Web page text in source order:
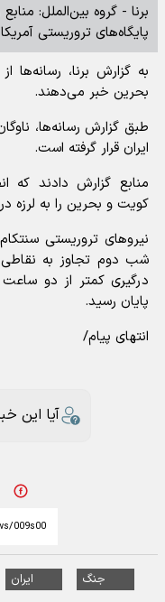
برنا - گروه بین‌الملل:
پایگاه‌های تروریستی
به گزارش برنا،
بحرین خبر می‌دهند.
طبق گزارش رسانه‌ها،
ایران قرار گرفته است.
منابع گزارش دادند که
کویت و بحرین را به لرزه
شب دوم تجاوز به نقاطی
پایان رسید.
انتهای پیام/
آیا این
جنگ ایران